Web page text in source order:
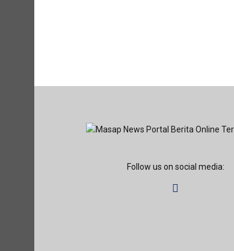
Follow us on social media: